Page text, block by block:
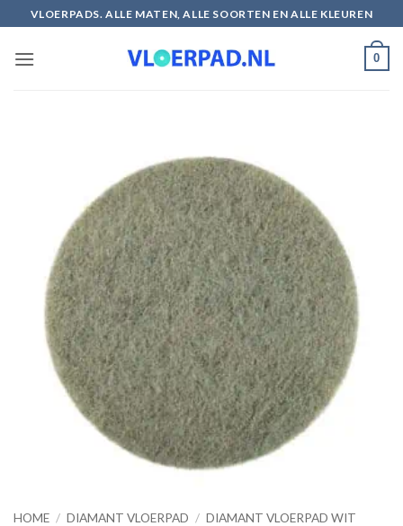
naar
inhoud
VLOERPADS. ALLE MATEN, ALLE SOORTEN EN ALLE KLEUREN
0
HOME / DIAMANT VLOERPAD / DIAMANT VLOERPAD WIT